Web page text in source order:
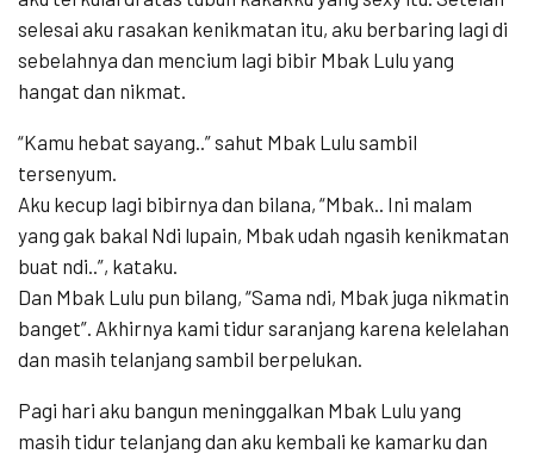
selesai aku rasakan kenikmatan itu, aku berbaring lagi di
sebelahnya dan mencium lagi bibir Mbak Lulu yang
hangat dan nikmat.
“Kamu hebat sayang..” sahut Mbak Lulu sambil
tersenyum.
Aku kecup lagi bibirnya dan bilana, “Mbak.. Ini malam
yang gak bakal Ndi lupain, Mbak udah ngasih kenikmatan
buat ndi..”, kataku.
Dan Mbak Lulu pun bilang, “Sama ndi, Mbak juga nikmatin
banget”. Akhirnya kami tidur saranjang karena kelelahan
dan masih telanjang sambil berpelukan.
Pagi hari aku bangun meninggalkan Mbak Lulu yang
masih tidur telanjang dan aku kembali ke kamarku dan